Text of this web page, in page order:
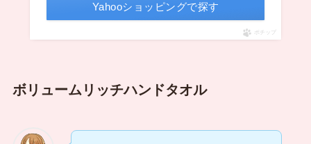
Yahooショッピングで探す
ポチップ
ボリュームリッチハンドタオル